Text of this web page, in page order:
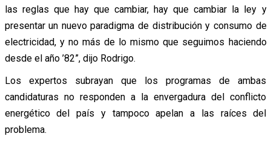
las reglas que hay que cambiar, hay que cambiar la ley y
presentar un nuevo paradigma de distribución y consumo de
electricidad, y no más de lo mismo que seguimos haciendo
desde el año ’82”, dijo Rodrigo.
Los expertos subrayan que los programas de ambas
candidaturas no responden a la envergadura del conflicto
energético del país y tampoco apelan a las raíces del
problema.